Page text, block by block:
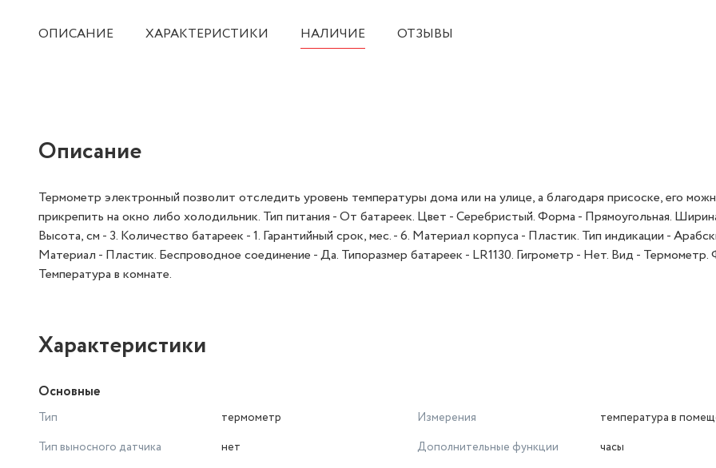
ОПИСАНИЕ ХАРАКТЕРИСТИКИ НАЛИЧИЕ ОТЗЫВЫ
Описание
Термометр электронный позволит отследить уровень температуры дома или на улице, а благодаря присоске, его
прикрепить на окно либо холодильник. Тип питания - От батареек. Цвет - Серебристый. Форма - Прямоугольная.
Высота, см - 3. Количество батареек - 1. Гарантийный срок, мес. - 6. Материал корпуса - Пластик. Тип индикации -
Материал - Пластик. Беспроводное соединение - Да. Типоразмер батареек - LR1130. Гигрометр - Нет. Вид - Термометр.
Температура в комнате.
Характеристики
Основные
Тип
термометр
Тип выносного датчика
нет
Измерения
температура в
Дополнительные функции
часы